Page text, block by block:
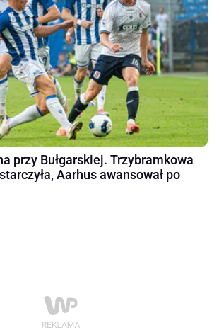
przy Bułgarskiej. Trzybramkowa
Aarhus awansował po